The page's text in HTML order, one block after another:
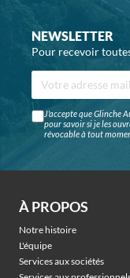
NEWSLETTER
Pour recevoir
J'accepte que Glinche
pour savoir si je les
révocable à tout
À PROPOS
Notre histoire
L'équipe
Services aux sociétés